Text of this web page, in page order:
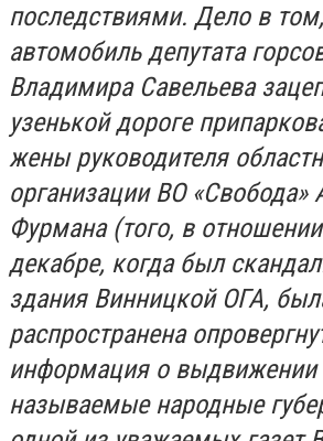
последствиями. Дело в
автомобиль депутата
Владимира Савельева
узенькой дороге
жены руководителя
организации ВО «Свобода»
Фурмана (того, в
декабре, когда был
здания Винницкой ОГА,
распространена
информация о выдвижении
называемые народные